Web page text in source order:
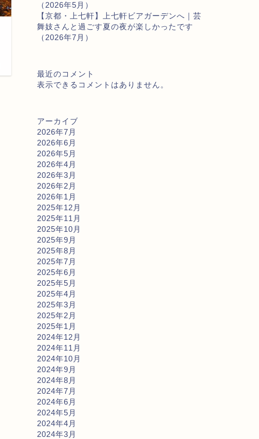
（2026年5月）
【京都・上七軒】上七軒ビアガーデンへ｜芸
舞妓さんと過ごす夏の夜が楽しかったです
（2026年7月）
最近のコメント
表示できるコメントはありません。
アーカイブ
2026年7月
2026年6月
2026年5月
2026年4月
2026年3月
2026年2月
2026年1月
2025年12月
2025年11月
2025年10月
2025年9月
2025年8月
2025年7月
2025年6月
2025年5月
2025年4月
2025年3月
2025年2月
2025年1月
2024年12月
2024年11月
2024年10月
2024年9月
2024年8月
2024年7月
2024年6月
2024年5月
2024年4月
2024年3月